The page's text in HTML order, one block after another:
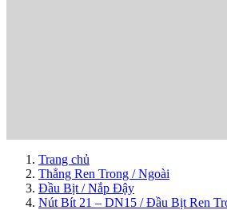
Trang chủ
Thẳng Ren Trong / Ngoài
Đầu Bịt / Nắp Đậy
Nút Bít 21 – DN15 / Đầu Bịt Ren